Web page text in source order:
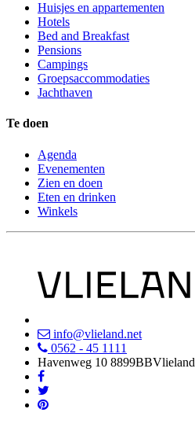
Huisjes en appartementen
Hotels
Bed and Breakfast
Pensions
Campings
Groepsaccommodaties
Jachthaven
Te doen
Agenda
Evenementen
Zien en doen
Eten en drinken
Winkels
info@vlieland.net
0562 - 45 1111
Havenweg 10 8899BBVlieland